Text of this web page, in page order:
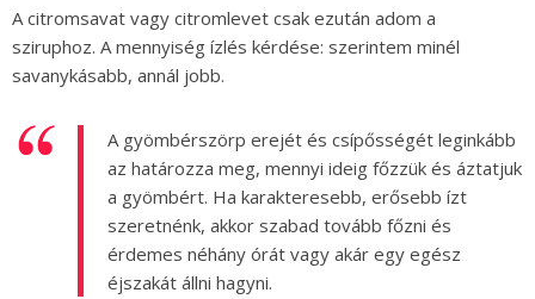
A citromsavat vagy citromlevet csak ezután adom a
sziruphoz. A mennyiség ízlés kérdése: szerintem minél
savanykásabb, annál jobb.
A gyömbérszörp erejét és csípősségét leginkább
az határozza meg, mennyi ideig főzzük és áztatjuk
a gyömbért. Ha karakteresebb, erősebb ízt
szeretnénk, akkor szabad tovább főzni és
érdemes néhány órát vagy akár egy egész
éjszakát állni hagyni.